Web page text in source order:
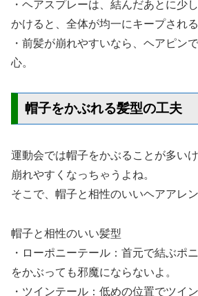
・ヘアスプレーは、結んだあとに少
かけると、全体が均一にキープされる
・前髪が崩れやすいなら、ヘアピン
心。
帽子をかぶれる髪型の工夫
運動会では帽子をかぶることが多い
崩れやすくなっちゃうよね。
そこで、帽子と相性のいいヘアアレ
帽子と相性のいい髪型
・ローポニーテール：首元で結ぶポ
をかぶっても邪魔にならないよ。
・ツインテール：低めの位置でツイ